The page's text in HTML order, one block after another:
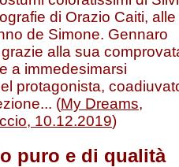
di Orazio Caiti, alle
de Simone. Gennaro
alla sua
a immedesimarsi
protagonista,
(My Dreams,
10.12.2019)
puro e di qualità